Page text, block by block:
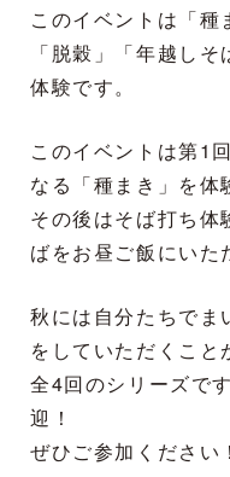
このイベントは「種
「脱穀」「年越し
体験です。
このイベントは第1
なる「種まき」を体
その後はそば打ち体
ばをお昼ご飯にいた
秋には自分たちでま
をしていただくこと
全4回のシリーズで
迎！
ぜひご参加ください！